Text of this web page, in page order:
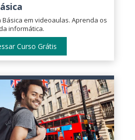
em videoaulas. Aprenda os
informática.
Curso Grátis